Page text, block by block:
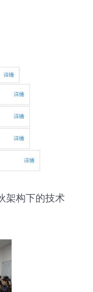
架构下的技术